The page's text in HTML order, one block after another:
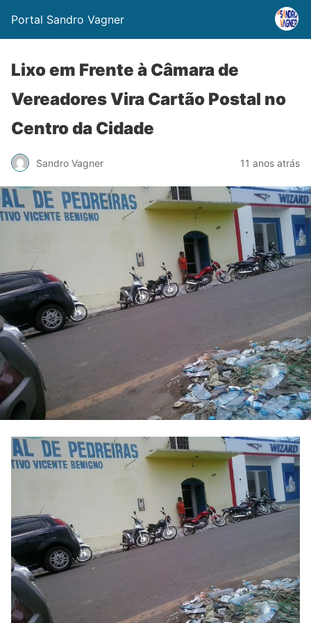
Portal Sandro Vagner
Lixo em Frente à Câmara de
Vereadores Vira Cartão Postal no
Centro da Cidade
Sandro Vagner 11 anos atrás